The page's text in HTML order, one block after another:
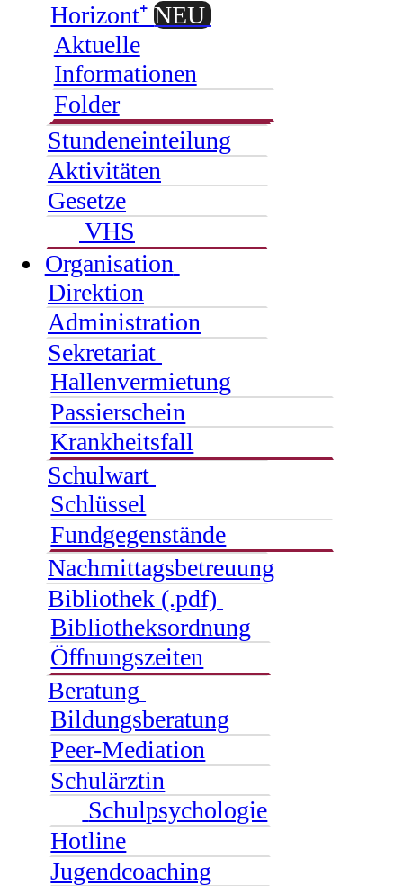
Horizont⁺ NEU
Aktuelle
Informationen
Folder
Stundeneinteilung
Aktivitäten
Gesetze
VHS
Organisation
Direktion
Administration
Sekretariat
Hallenvermietung
Passierschein
Krankheitsfall
Schulwart
Schlüssel
Fundgegenstände
Nachmittagsbetreuung
Bibliothek (.pdf)
Bibliotheksordnung
Öffnungszeiten
Beratung
Bildungsberatung
Peer-Mediation
Schulärztin
Schulpsychologie
Hotline
Jugendcoaching